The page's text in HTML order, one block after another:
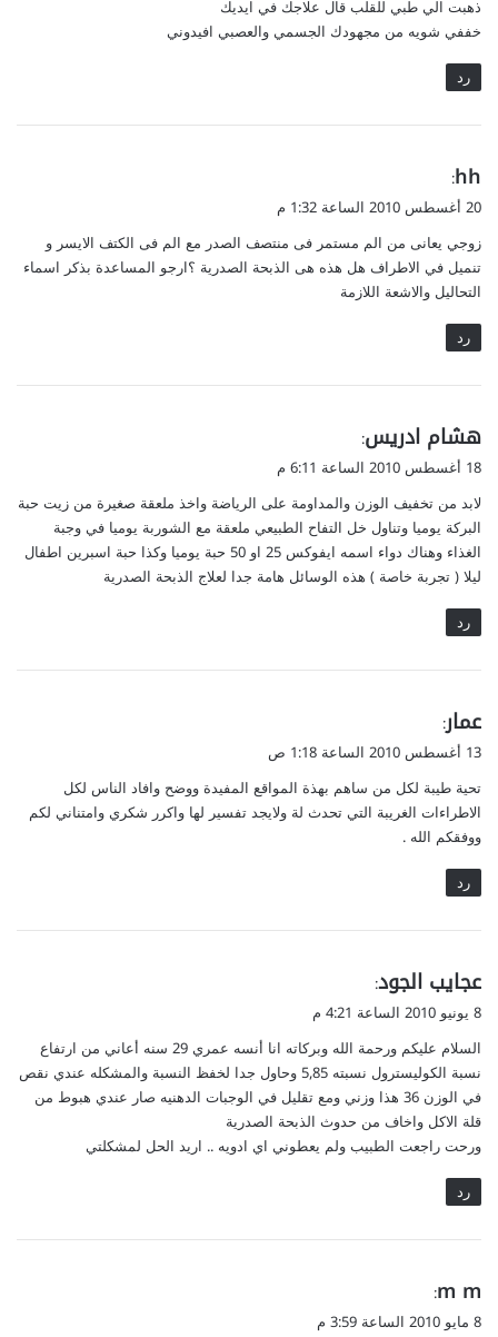
ذهبت الي طبي للقلب قال علاجك في ايديك
خففي شويه من مجهودك الجسمي والعصبي افيدوني
رد
ي
ق
ل
hh
:
20 أغسطس 2010 الساعة 1:32 م
زوجي يعانى من الم مستمر فى منتصف الصدر مع الم فى الكتف الايسر و
تنميل في الاطراف هل هذه هى الذبحة الصدرية ؟ارجو المساعدة بذكر اسماء
التحاليل والاشعة اللازمة
رد
ي
ق
ل
هشام ادريس:
18 أغسطس 2010 الساعة 6:11 م
لابد من تخفيف الوزن والمداومة على الرياضة واخذ ملعقة صغيرة من زيت حبة
البركة يوميا وتناول خل التفاح الطبيعي ملعقة مع الشوربة يوميا في وجبة
الغذاء وهناك دواء اسمه ايفوكس 25 او 50 حبة يوميا وكذا حبة اسبرين اطفال
ليلا ( تجربة خاصة ) هذه الوسائل هامة جدا لعلاج الذبحة الصدرية
رد
ي
ق
ل
عمار:
13 أغسطس 2010 الساعة 1:18 ص
تحية طيبة لكل من ساهم بهذة المواقع المفيدة ووضح وافاد الناس لكل
الاطراءات الغريبة التي تحدث لة ولايجد تفسير لها واكرر شكري وامتناني لكم
ووفقكم الله .
رد
ي
ق
ل
عجايب الجود:
8 يونيو 2010 الساعة 4:21 م
السلام عليكم ورحمة الله وبركاته انا أنسه عمري 29 سنه أعاني من ارتفاع
نسبة الكوليسترول نسبته 5,85 وحاول جدا لخفظ النسبة والمشكله عندي نقص
في الوزن 36 هذا وزني ومع تقليل في الوجبات الدهنيه صار عندي هبوط من
قلة الاكل واخاف من حدوث الذبحة الصدرية
ورحت راجعت الطبيب ولم يعطوني اي ادويه .. اريد الحل لمشكلتي
رد
ي
ق
m m
:
8 مايو 2010 الساعة 3:59 م